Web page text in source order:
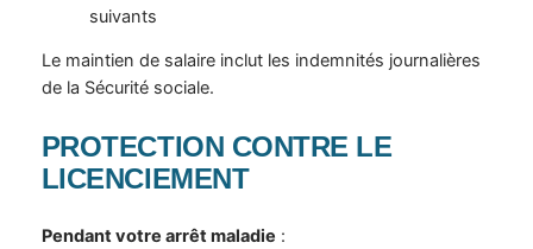
suivants
Le maintien de salaire inclut les indemnités journalières
de la Sécurité sociale.
PROTECTION CONTRE LE
LICENCIEMENT
Pendant votre arrêt maladie :